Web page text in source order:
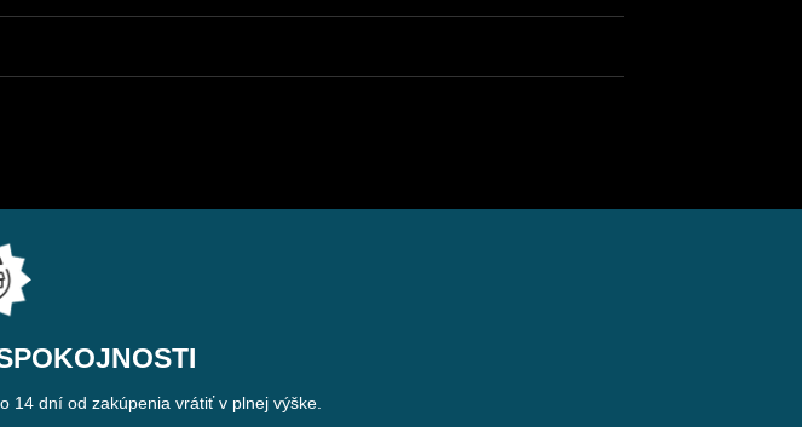
14 dní od zakúpenia vrátiť v plnej výške.